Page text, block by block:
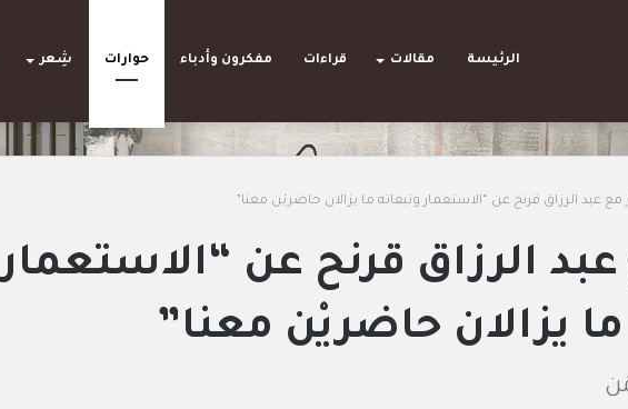
الرئيسة مقالات قراءات مفكرون وأدباء حوارات شِعر
مع عبد الرزاق قرنح عن “الاستعمار وتبعاته ما يزالان حاضريْن معنا”
الرزاق قرنح عن “الاستعمار
ما يزالان حاضريْن معنا”